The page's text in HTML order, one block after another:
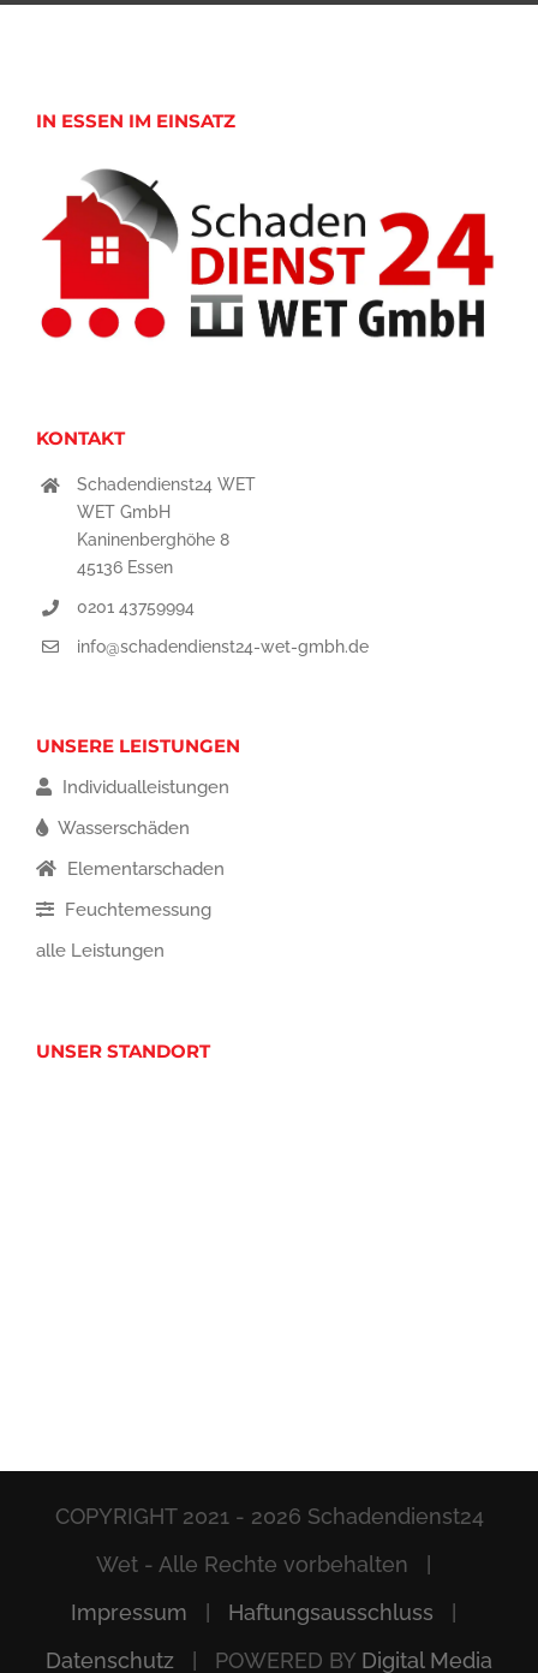
IN ESSEN IM EINSATZ
KONTAKT
Schadendienst24 WET
WET GmbH
Kaninenberghöhe 8
45136 Essen
0201 43759994
info@schadendienst24-wet-gmbh.de
UNSERE LEISTUNGEN
Individualleistungen
Wasserschäden
Elementarschaden
Feuchtemessung
alle Leistungen
UNSER STANDORT
COPYRIGHT 2021 - 2026 Schadendienst24
Wet - Alle Rechte vorbehalten |
Impressum
Haftungsausschluss
Datenschutz | POWERED BY Digital Media